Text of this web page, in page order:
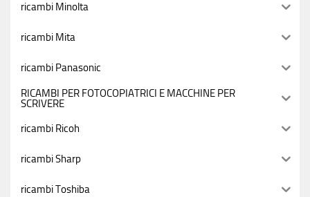
ricambi Minolta
ricambi Mita
ricambi Panasonic
RICAMBI PER FOTOCOPIATRICI E MACCHINE PER
SCRIVERE
ricambi Ricoh
ricambi Sharp
ricambi Toshiba